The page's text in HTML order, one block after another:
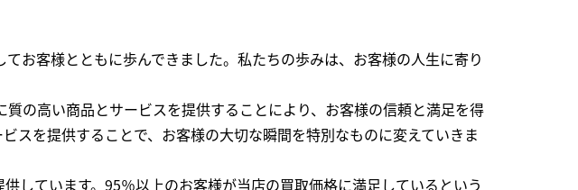
お客様とともに歩んできました。私たちの歩みは、お客様の人生に寄り
の高い商品とサービスを提供することにより、お客様の信頼と満足を得
スを提供することで、お客様の大切な瞬間を特別なものに変えていきま
しています。95％以上のお客様が当店の買取価格に満足しているという